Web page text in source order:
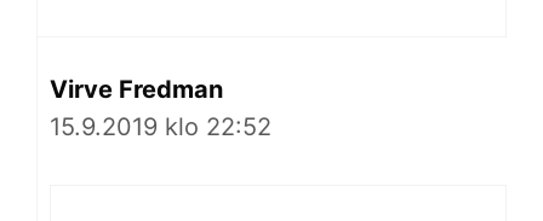
Virve Fredman
15.9.2019 klo 22:52